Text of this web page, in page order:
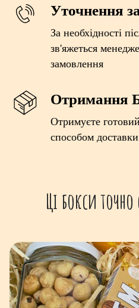
Уточнення
За необхідності
зв'яжеться
замовлення
Отримання
Отримуєте
способом
Ці бокси